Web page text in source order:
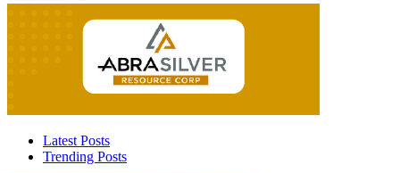
Latest Posts
Trending Posts